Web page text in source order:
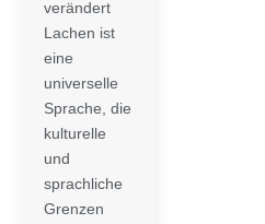
verändert
Lachen ist
eine
universelle
Sprache, die
kulturelle
und
sprachliche
Grenzen